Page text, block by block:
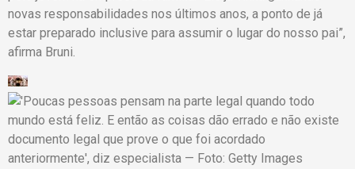
novas responsabilidades nos últimos anos, a ponto de já
estar preparado inclusive para assumir o lugar do nosso pai”,
afirma Bruni.